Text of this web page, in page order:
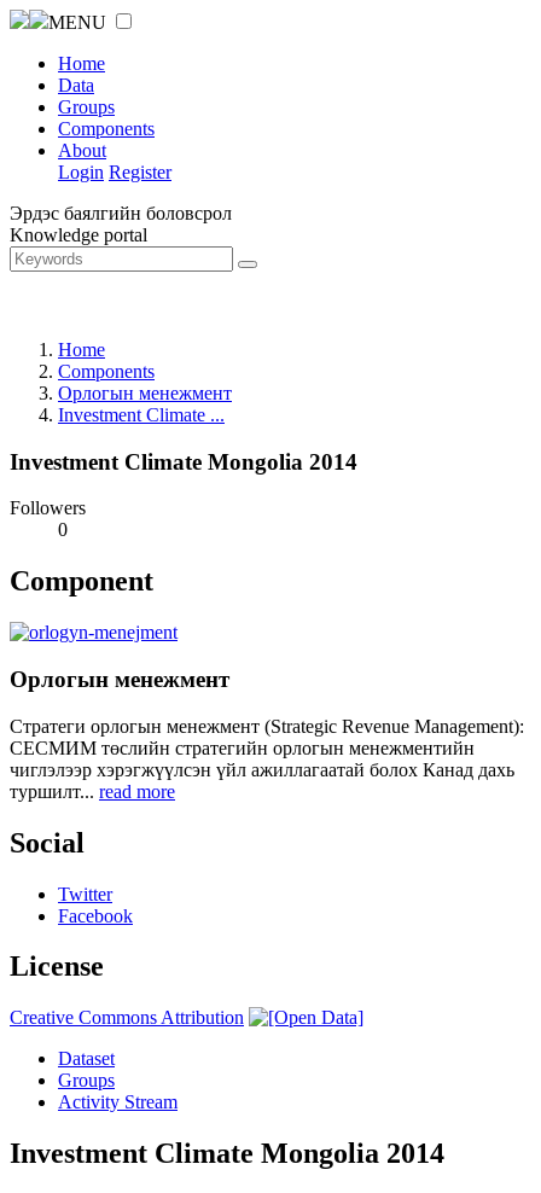
MENU
Home
Data
Groups
Components
About
Login Register
Эрдэс баялгийн боловсрол
Knowledge portal
Home
Components
Орлогын менежмент
Investment Climate ...
Investment Climate Mongolia 2014
Followers
0
Component
Орлогын менежмент
Стратеги орлогын менежмент (Strategic Revenue Management):
СЕСМИМ төслийн стратегийн орлогын менежментийн
чиглэлээр хэрэгжүүлсэн үйл ажиллагаатай болох Канад дахь
туршилт... read more
Social
Twitter
Facebook
License
Creative Commons Attribution
Dataset
Groups
Activity Stream
Investment Climate Mongolia 2014